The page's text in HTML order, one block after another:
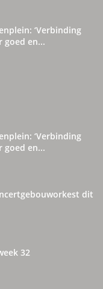
‘Verbinding
goed en...
‘Verbinding
goed en...
dit
32